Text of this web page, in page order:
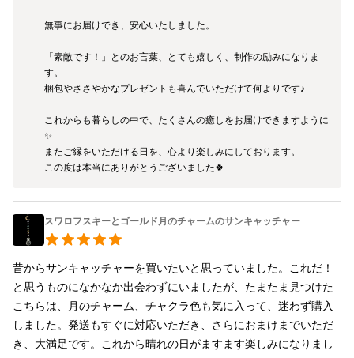
無事にお届けでき、安心いたしました。
「素敵です！」とのお言葉、とても嬉しく、制作の励みになりま
す。
梱包やささやかなプレゼントも喜んでいただけて何よりです♪
これからも暮らしの中で、たくさんの癒しをお届けできますように
✨
またご縁をいただける日を、心より楽しみにしております。
この度は本当にありがとうございました🍀
スワロフスキーとゴールド月のチャームのサンキャッチャー
昔からサンキャッチャーを買いたいと思っていました。これだ！
と思うものになかなか出会わずにいましたが、たまたま見つけた
こちらは、月のチャーム、チャクラ色も気に入って、迷わず購入
しました。発送もすぐに対応いただき、さらにおまけまでいただ
き、大満足です。これから晴れの日がますます楽しみになりまし